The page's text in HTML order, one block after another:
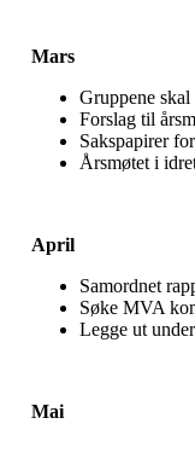
Mars
Gruppene
Forslag til
Sakspapirer
Årsmøtet i
April
Samordnet
Søke MVA
Legge ut
Mai